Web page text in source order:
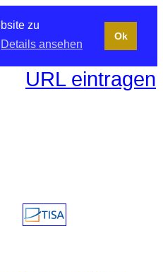
zu
Details ansehen
Ok
URL eintragen